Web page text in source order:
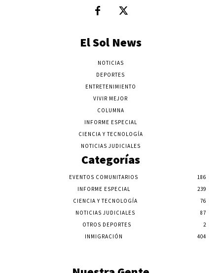
El Sol News
NOTICIAS
DEPORTES
ENTRETENIMIENTO
VIVIR MEJOR
COLUMNA
INFORME ESPECIAL
CIENCIA Y TECNOLOGÍA
NOTICIAS JUDICIALES
Categorías
EVENTOS COMUNITARIOS
186
INFORME ESPECIAL
239
CIENCIA Y TECNOLOGÍA
76
NOTICIAS JUDICIALES
87
OTROS DEPORTES
2
INMIGRACIÓN
404